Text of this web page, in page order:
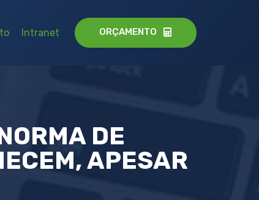
Intranet ORÇAMENTO
DE
APESAR